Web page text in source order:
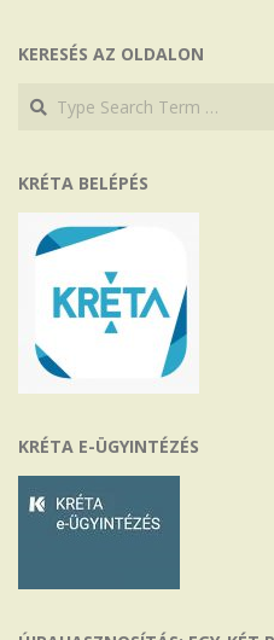
KERESÉS AZ OLDALON
Search
Search
KRÉTA BELÉPÉS
KRÉTA E-ÜGYINTÉZÉS